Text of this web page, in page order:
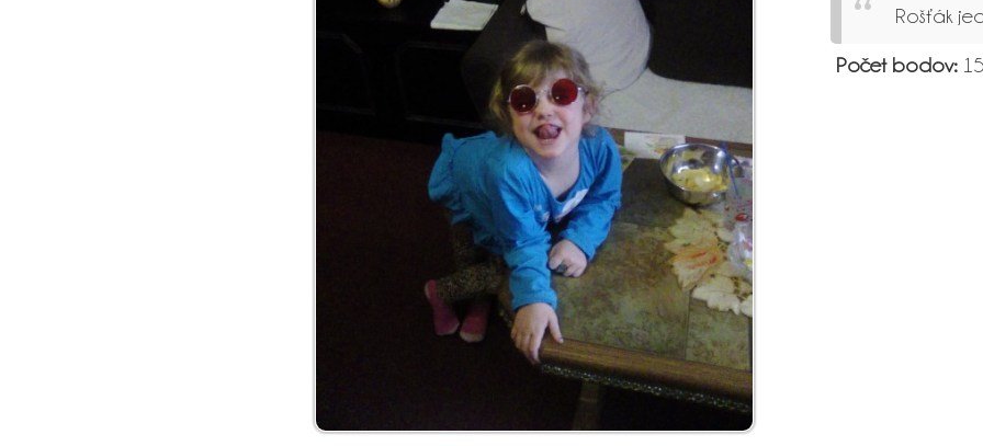
Rošťák
Počet bodov:15